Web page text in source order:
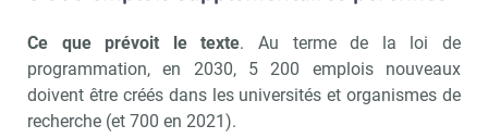
Ce que prévoit le texte. Au terme de la loi de
programmation, en 2030, 5 200 emplois nouveaux
doivent être créés dans les universités et organismes de
recherche (et 700 en 2021).